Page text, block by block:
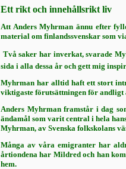
Ett rikt och innehållsrikt liv
Att Anders Myhrman ännu efter
material om finlands­svenskar som
 Två saker har inverkat, svarade
sida i alla des­sa år och gett mig
Myhrman har alltid haft ett stort
viktigaste förutsätt­ningen för andligt
Anders Myhrman framstår i dag
ändamål som va­rit central i hela
Myhrman, av Svenska folkskolans
Många av våra emigranter har
årtiondena har Mildred och han
hem.